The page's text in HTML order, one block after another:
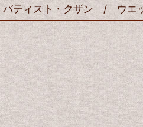
バティスト・クザン / ウエ